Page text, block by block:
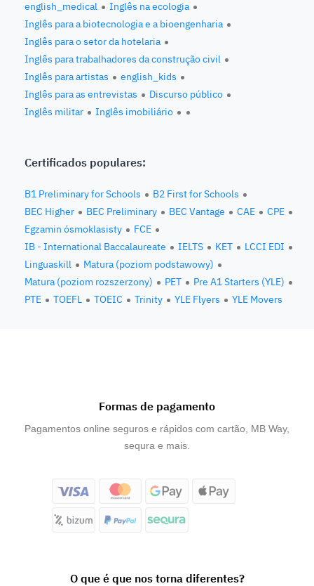
english_medical
Inglês na ecologia
Inglês para a biotecnologia e a bioengenharia
Inglês para o setor da hotelaria
Inglês para trabalhadores da construção civil
Inglês para artistas
english_kids
Inglês para as entrevistas
Discurso público
Inglês militar
Inglês imobiliário
Certificados populares:
B1 Preliminary for Schools
B2 First for Schools
BEC Higher
BEC Preliminary BEC Vantage CAE
CPE
Egzamin ósmoklasisty
FCE
IB - International Baccalaureate
IELTS KET
LCCI EDI
Linguaskill
Matura (poziom podstawowy)
Matura (poziom rozszerzony)
PET
Pre A1 Starters (YLE)
PTE
TOEFL TOEIC Trinity YLE Flyers YLE Movers
Formas de pagamento
Pagamentos online seguros e rápidos com cartão, MB Way,
sequra e mais.
O que é que nos torna diferentes?